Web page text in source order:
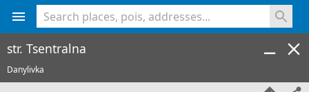
str. Tsentralna
Danylivka
<% console.log(hcard) %>